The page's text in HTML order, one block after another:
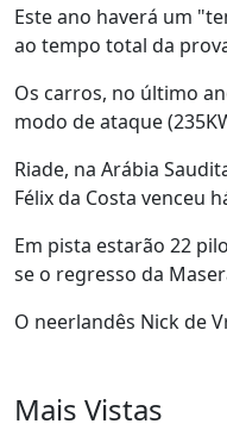
Este ano haverá um
ao tempo total da
Os carros, no último
modo de ataque
Riade, na Arábia
Félix da Costa venceu
Em pista estarão 22
se o regresso da
O neerlandês Nick de
Mais Vistas